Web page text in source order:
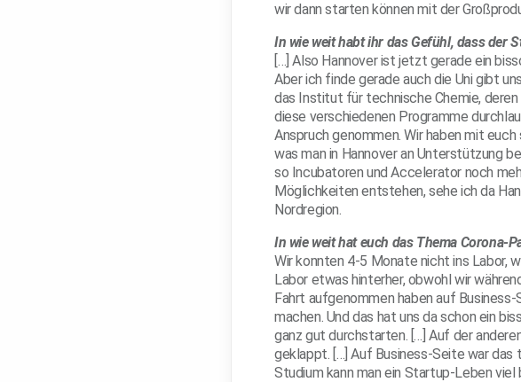
wir dann starten können mit der
In wie weit habt ihr das Gefühl, dass der
[…] Also Hannover ist jetzt gerade ein
Aber ich finde gerade auch die Uni gibt
das Institut für technische Chemie,
diese verschiedenen Programme
Anspruch genommen. Wir haben mit
was man in Hannover an Unterstützung
so Incubatoren und Accelerator noch
Möglichkeiten entstehen, sehe ich da
Nordregion.
In wie weit hat euch das Thema Corona-
Wir konnten 4-5 Monate nicht ins Labor,
Labor etwas hinterher, obwohl wir
Fahrt aufgenommen haben auf
machen. Und das hat uns da schon ein
ganz gut durchstarten. […] Auf der
geklappt. […] Auf Business-Seite war das
Studium kann man ein Startup-Leben viel